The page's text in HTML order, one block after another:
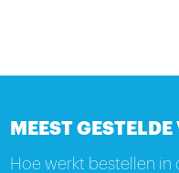
MEEST GESTELDE
Hoe werkt bestellen in